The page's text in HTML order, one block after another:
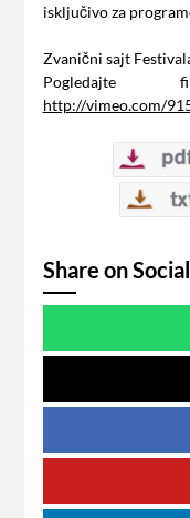
isključivo za
Zvanični sajt
Pogledajte
http://vimeo.com/
Share on